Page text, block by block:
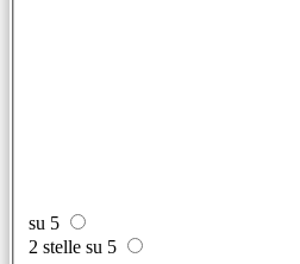
su 5
2 stelle su 5